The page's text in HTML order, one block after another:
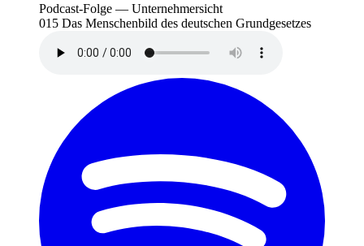
Podcast-Folge — Unternehmersicht
015 Das Menschenbild des deutschen Grundgesetzes